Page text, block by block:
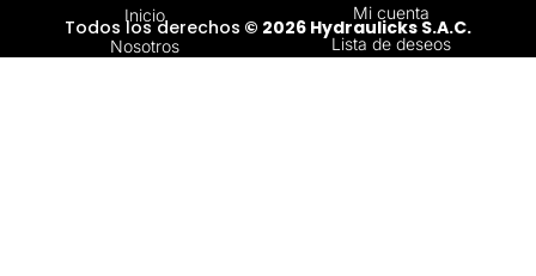
Inicio
Nosotros
Mi cuenta
Lista de deseos
Todos los derechos © 2026 Hydraulicks S.A.C.